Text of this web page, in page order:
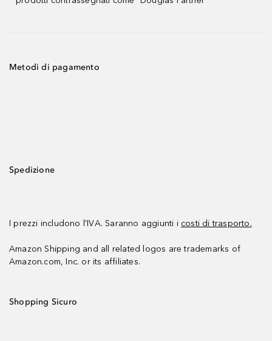
Metodi di pagamento
Spedizione
I prezzi includono l’IVA. Saranno aggiunti i costi di trasporto.
Amazon Shipping and all related logos are trademarks of
Amazon.com, Inc. or its affiliates.
Shopping Sicuro